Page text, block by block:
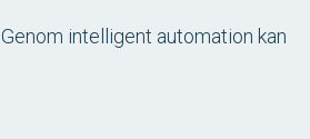
intelligent automation kan